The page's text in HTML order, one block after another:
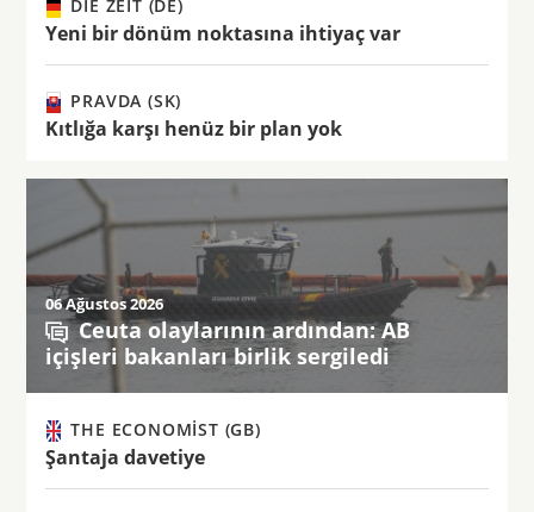
DIE ZEIT (DE)
Yeni bir dönüm noktasına ihtiyaç var
PRAVDA (SK)
Kıtlığa karşı henüz bir plan yok
06 Ağustos 2026
Ceuta olaylarının ardından: AB
içişleri bakanları birlik sergiledi
THE ECONOMIST (GB)
Şantaja davetiye